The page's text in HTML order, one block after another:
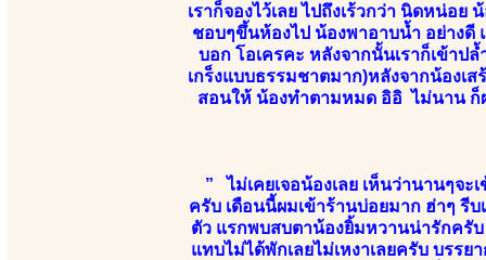
เราก็จองไว้เลย ไปถึงเร้วกว่า นิดหน่อ
ชอบๆขึ้นห้องไป น้องพาอาบน้ำ อย่างดี
บอก โอเครคะ หลังจากนั้นเราก็เข้าป
เกร็งแบบธรรมชาตมาก)หลังจากน้องเ
สอนให้ น้องทำตามหมด อิอิ ไม่นาน ก็
” ไม่เคยเจอน้องเลย เห็นว่านานๆจ
ครับ เดือนนี้ผมเข้าร้านบ่อยมาก ฮ่าๆ รีบ
ตัว แรกพบสบตาน้องยิ้มหวานน่ารักครั
แทบไม่ได้พักเลยไม่เหงาเลยครับ บรร